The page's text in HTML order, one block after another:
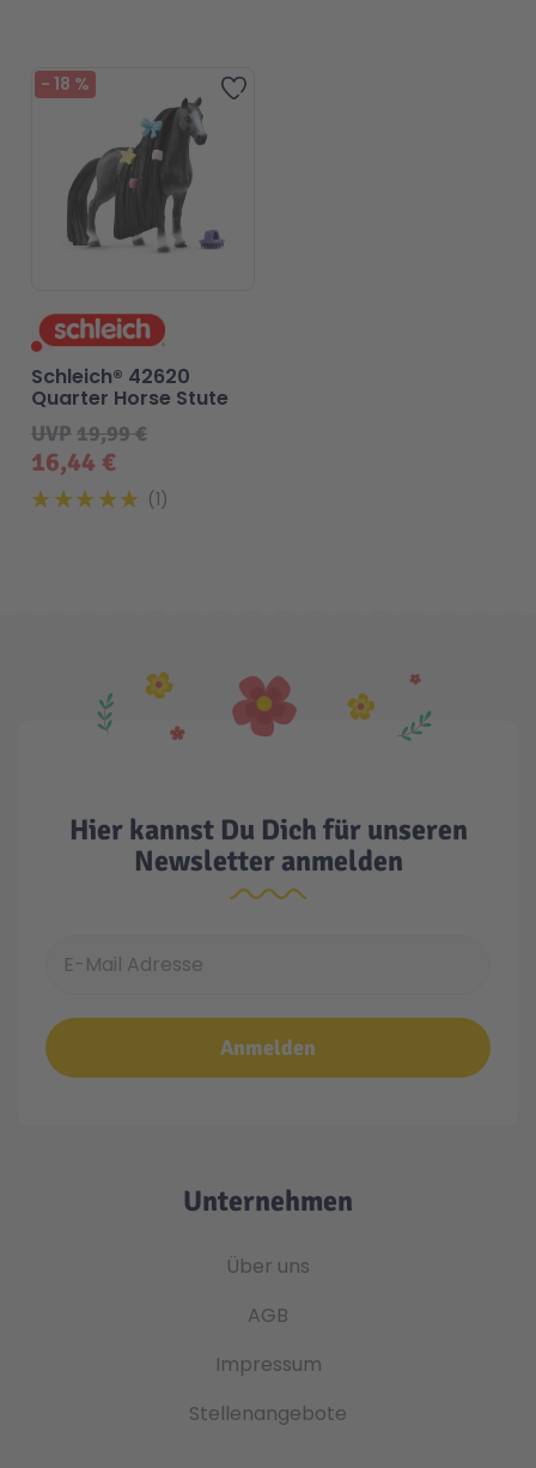
Zur Wunschliste hinzufügen
- 18 %
16,44 €
UVP19,99 €
Schleich® 42620
Quarter Horse Stute
1
Hier kannst Du Dich für unseren
Newsletter anmelden
Anmelden
Unternehmen
Über uns
AGB
Impressum
Stellenangebote